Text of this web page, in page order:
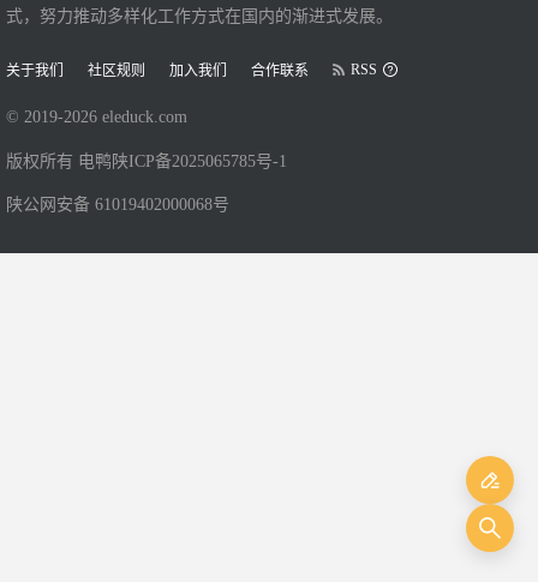
式，努力推动多样化工作方式在国内的渐进式发展。
关于我们 社区规则 加入我们 合作联系 RSS
© 2019-2026 eleduck.com
版权所有 电鸭 陕ICP备2025065785号-1
陕公网安备 61019402000068号